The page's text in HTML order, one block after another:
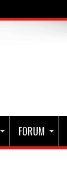
FORUM